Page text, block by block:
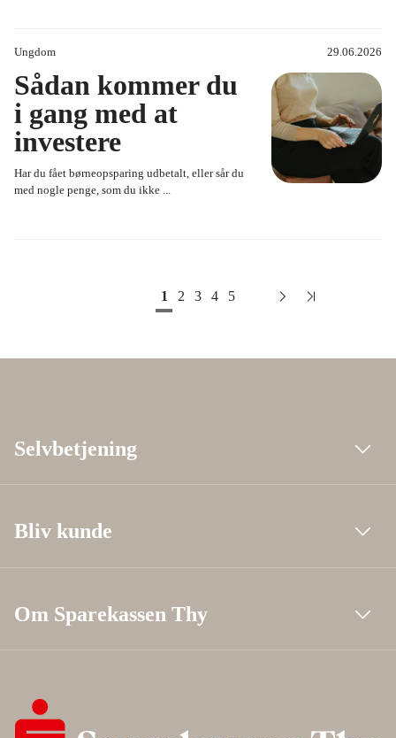
Ungdom 29.06.2026
Sådan kommer du
i gang med at
investere
Har du fået børneopsparing udbetalt, eller sår du
med nogle penge, som du ikke ...
1 2 3 4 5
Selvbetjening
Bliv kunde
Om Sparekassen Thy